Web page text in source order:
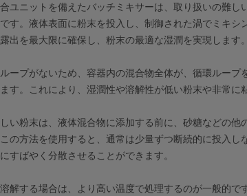
ユニットを備えたバッチミキサーは、取り扱いの難
す。液体表面に粉末を投入し、制御された渦でミキシ
出を最大限に確保し、粉末の最適な湿潤を実現します。
ープがないため、容器内の混合物全体が、循環ループ
す。これにより、湿潤性や溶解性が低い粉末や非常に
い粉末は、液体混合物に添加する前に、砂糖などの
の方法を使用すると、通常は少量ずつ断続的に投入
すばやく分散させることができます。
解する場合は、より高い温度で処理するのが一般的で